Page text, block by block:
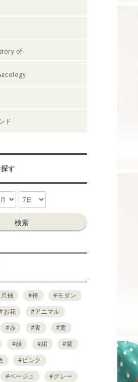
of-
ド
す
検索
袖 #袴
#モダン
お花
#アニマル
#赤 #青
#黄
#緑 #紺
#紫
#ピンク
#ベージュ
#グレー